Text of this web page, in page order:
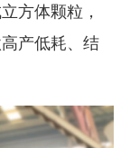
方体颗粒，
产低耗、结